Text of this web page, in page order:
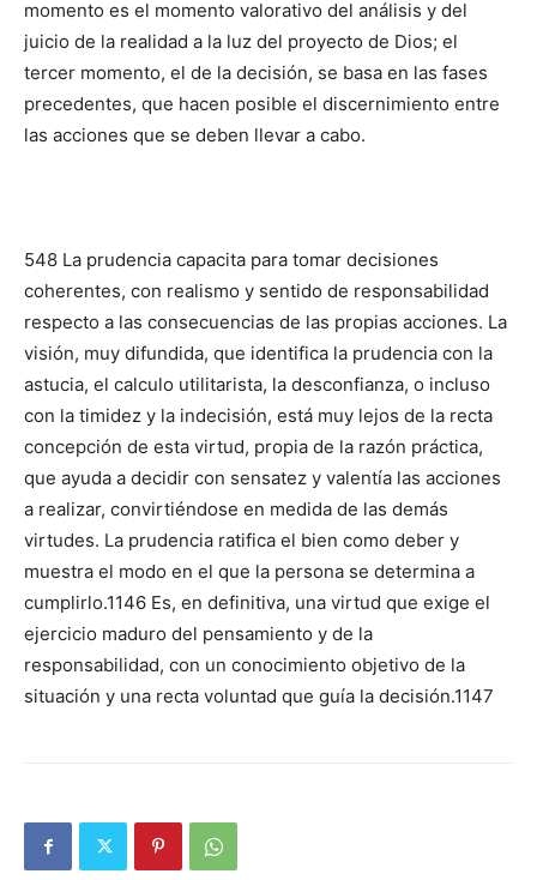
momento es el momento valorativo del análisis y del
juicio de la realidad a la luz del proyecto de Dios; el
tercer momento, el de la decisión, se basa en las fases
precedentes, que hacen posible el discernimiento entre
las acciones que se deben llevar a cabo.
548 La prudencia capacita para tomar decisiones
coherentes, con realismo y sentido de responsabilidad
respecto a las consecuencias de las propias acciones. La
visión, muy difundida, que identifica la prudencia con la
astucia, el calculo utilitarista, la desconfianza, o incluso
con la timidez y la indecisión, está muy lejos de la recta
concepción de esta virtud, propia de la razón práctica,
que ayuda a decidir con sensatez y valentía las acciones
a realizar, convirtiéndose en medida de las demás
virtudes. La prudencia ratifica el bien como deber y
muestra el modo en el que la persona se determina a
cumplirlo.1146 Es, en definitiva, una virtud que exige el
ejercicio maduro del pensamiento y de la
responsabilidad, con un conocimiento objetivo de la
situación y una recta voluntad que guía la decisión.1147